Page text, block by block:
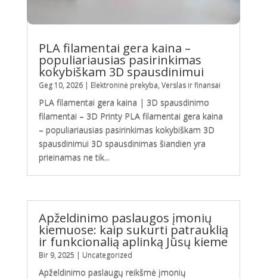
PLA filamentai gera kaina –
populiariausias pasirinkimas
kokybiškam 3D spausdinimui
Geg 10, 2026| Elektroninė prekyba, Verslas ir finansai
PLA filamentai gera kaina | 3D spausdinimo
filamentai – 3D Printy PLA filamentai gera kaina
– populiariausias pasirinkimas kokybiškam 3D
spausdinimui 3D spausdinimas šiandien yra
prieinamas ne tik...
Apželdinimo paslaugos įmonių
kiemuose: kaip sukurti patrauklią
ir funkcionalią aplinką Jūsų kieme
Bir 9, 2025 Uncategorized
Apželdinimo paslaugų reikšmė įmonių